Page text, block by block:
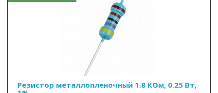
Резистор металлопленочный 1.8 КОм, 0.25 Вт,